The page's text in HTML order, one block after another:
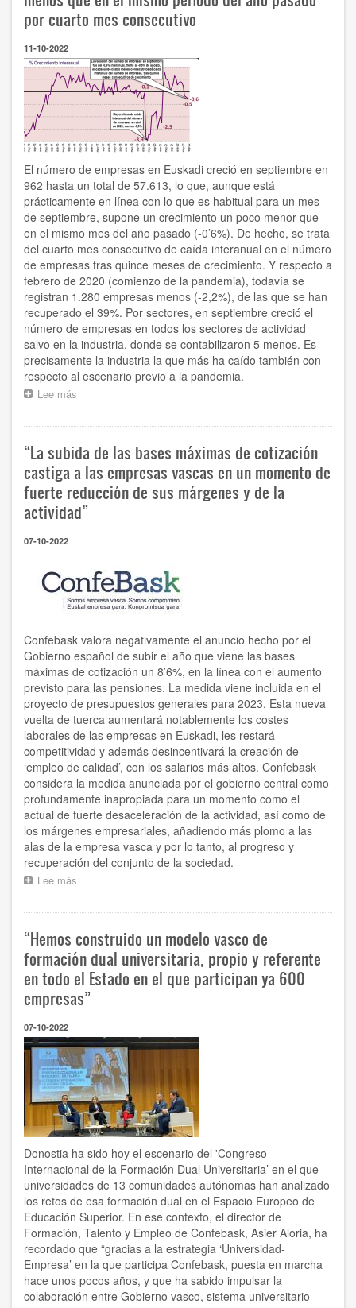
profunda
desaceleración
la
economía
vasca”
por cuarto mes consecutivo
11-10-2022
El número de empresas en Euskadi creció en septiembre en
962 hasta un total de 57.613, lo que, aunque está
prácticamente en línea con lo que es habitual para un mes
de septiembre, supone un crecimiento un poco menor que
en el mismo mes del año pasado (-0’6%). De hecho, se trata
del cuarto mes consecutivo de caída interanual en el número
de empresas tras quince meses de crecimiento. Y respecto a
febrero de 2020 (comienzo de la pandemia), todavía se
registran 1.280 empresas menos (-2,2%), de las que se han
recuperado el 39%. Por sectores, en septiembre creció el
número de empresas en todos los sectores de actividad
salvo en la industria, donde se contabilizaron 5 menos. Es
precisamente la industria la que más ha caído también con
respecto al escenario previo a la pandemia.
Lee más
mil
número
de
empresas
en
mes
de
septiembre,
menos
que
en
el
mismo
período
del
año
pasado
por
cuarto
mes
consecutivo
“La subida de las bases máximas de cotización
castiga a las empresas vascas en un momento de
fuerte reducción de sus márgenes y de la
actividad”
07-10-2022
Confebask valora negativamente el anuncio hecho por el
Gobierno español de subir el año que viene las bases
máximas de cotización un 8’6%, en la línea con el aumento
previsto para las pensiones. La medida viene incluida en el
proyecto de presupuestos generales para 2023. Esta nueva
vuelta de tuerca aumentará notablemente los costes
laborales de las empresas en Euskadi, les restará
competitividad y además desincentivará la creación de
‘empleo de calidad’, con los salarios más altos. Confebask
considera la medida anunciada por el gobierno central como
profundamente inapropiada para un momento como el
actual de fuerte desaceleración de la actividad, así como de
los márgenes empresariales, añadiendo más plomo a las
alas de la empresa vasca y por lo tanto, al progreso y
recuperación del conjunto de la sociedad.
Lee más
las
bases
máximas
de
cotización
castiga
las
empresas
vascas
en
un
momento
de
fuerte
reducción
de
sus
márgenes
y
de
la
actividad”
“Hemos construido un modelo vasco de
formación dual universitaria, propio y referente
en todo el Estado en el que participan ya 600
empresas”
07-10-2022
Donostia ha sido hoy el escenario del 'Congreso
Internacional de la Formación Dual Universitaria’ en el que
universidades de 13 comunidades autónomas han analizado
los retos de esa formación dual en el Espacio Europeo de
Educación Superior. En ese contexto, el director de
Formación, Talento y Empleo de Confebask, Asier Aloria, ha
recordado que “gracias a la estrategia ‘Universidad-
Empresa’ en la que participa Confebask, puesta en marcha
hace unos pocos años, y que ha sabido impulsar la
colaboración entre Gobierno vasco, sistema universitario